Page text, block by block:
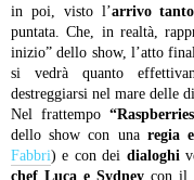
in poi, visto l’arrivo
puntata. Che, in realtà,
inizio” dello show, l’atto
si vedrà quanto
destreggiarsi nel mare delle
Nel frattempo
dello show con una regia
Fabbri) e con dei dialoghi
chef Luca e Sydney con il